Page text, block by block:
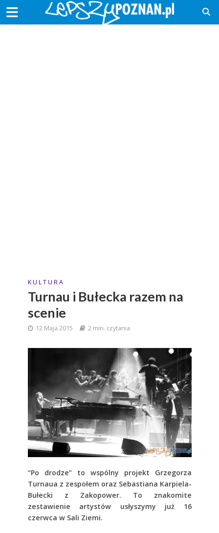
K U L T U R A
Turnau i Bułecka razem na
scenie
12 Maja 2015 2 min. czytania
“Po drodze” to wspólny projekt Grzegorza
Turnaua z zespołem oraz Sebastiana Karpiela-
Bułecki z Zakopower. To znakomite
zestawienie artystów usłyszymy już 16
czerwca w Sali Ziemi.